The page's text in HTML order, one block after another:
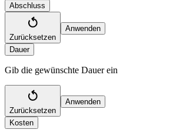
Abschluss
Zurücksetzen
Anwenden
Dauer
Gib die gewünschte Dauer ein
Zurücksetzen
Anwenden
Kosten